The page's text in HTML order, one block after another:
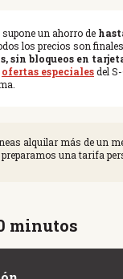
un ahorro de
los precios son
sin bloqueos en
ofertas especialesdel
alquilar más de un
preparamos una tarifa
minutos